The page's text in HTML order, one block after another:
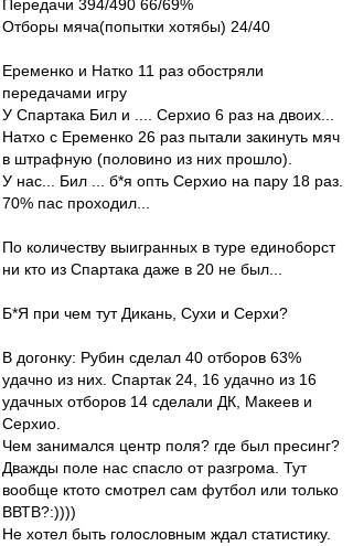
Передачи 394/490 66/69%
Отборы мяча(попытки хотябы) 24/40
Еременко и Натко 11 раз обостряли
передачами игру
У Спартака Бил и .... Серхио 6 раз на двоих...
Натхо с Еременко 26 раз пытали закинуть мяч
в штрафную (половино из них прошло).
У нас... Бил ... б*я опть Серхио на пару 18 раз.
70% пас проходил...
По количеству выигранных в туре единоборст
ни кто из Спартака даже в 20 не был...
Б*Я при чем тут Дикань, Сухи и Серхи?
В догонку: Рубин сделал 40 отборов 63%
удачно из них. Спартак 24, 16 удачно из 16
удачных отборов 14 сделали ДК, Макеев и
Серхио.
Чем занимался центр поля? где был пресинг?
Дважды поле нас спасло от разгрома. Тут
вообще ктото смотрел сам футбол или только
ВВТВ?:))))
Не хотел быть голословным ждал статистику.